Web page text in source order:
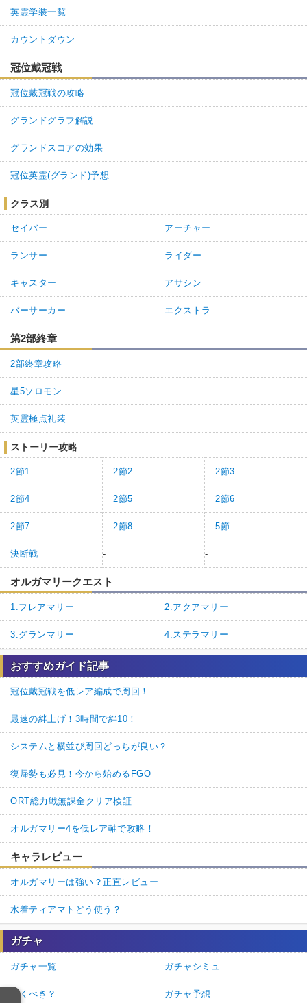
リン。
ミコミコヒミコとキャストリアが宝具3だから、まあまあ許せる。
返信(0) 0 7
42. 名無しさん
有料でいいんだけど、３回ぐらい引かせて欲しいんだよなあ
41. 名無しさん
BB以外未所持のEXTRA(紅1)を引いたけど、1/8でBBとは・・・。
村正爆死と合わせて厄落としとして受け止めるわ。
白四騎ガチャで狂金時引きただけ(´；ω；｀)
返信(0)
四騎士紅2で引きました。
狙いは未所持のスカディ狙いであわよくば酒呑、クレパト、ライコ
ーさんの宝具重ねの結果。
ライコーさんとまさかのメイドオルタで未所持の単体ライダー☆5引
けました。
2枚引きだったので一緒に引いた友人3人と嫁にボコられました。
返信(0)
38. 名無しさん 通報
福袋って何だっけ…？俺の知ってる福袋と違う。
(0)
37. 名無しさん
>>29
ﾅｶｰﾏ。「おまえじゃねぇ！」とマジつっこみ。
返信(0) 2 1
英霊学装一覧
カウントダウン
冠位戴冠戦
冠位戴冠戦の攻略
グランドグラフ解説
グランドスコアの効果
冠位英霊(グランド)予想
クラス別
セイバー アーチャー
ランサー ライダー
キャスター アサシン
バーサーカー エクストラ
第2部終章
2部終章攻略
星5ソロモン
英霊極点礼装
ストーリー攻略
2節1 2節2 2節3
2節4 2節5 2節6
2節7 2節8 5節
決断戦 - -
オルガマリークエスト
1.フレアマリー 2.アクアマリー
3.グランマリー 4.ステラマリー
おすすめガイド記事
冠位戴冠戦を低レア編成で周回！
最速の絆上げ！3時間で絆10！
システムと横並び周回どっちが良い？
復帰勢も必見！今から始めるFGO
ORT総力戦無課金クリア検証
オルガマリー4を低レア軸で攻略！
キャラレビュー
オルガマリーは強い？正直レビュー
水着ティアマトどう使う？
ガチャ
ガチャ一覧 ガチャシミュ
引くべき？ ガチャ予想